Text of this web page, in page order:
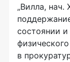
„Вилла, нач.
состоянии
в